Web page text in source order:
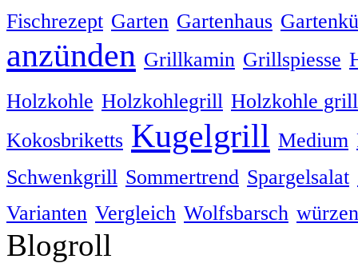
Fischrezept Garten Gartenhaus
anzünden Grillkamin Grillspiesse
Holzkohle Holzkohlegrill Holzkohle
Kokosbriketts Kugelgrill Medium
Schwenkgrill Sommertrend Spargelsalat
Varianten Vergleich Wolfsbarsch würzen
Blogroll